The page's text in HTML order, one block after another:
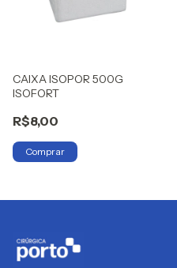
CAIXA ISOPOR 500G
ISOFORT
R$8,00